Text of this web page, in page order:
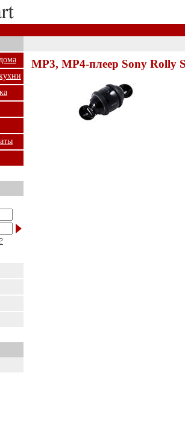
MP3, MP4-плеер Sony Rolly